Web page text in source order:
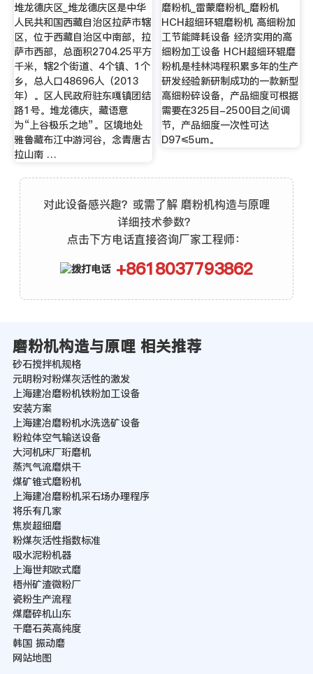
堆龙德庆区_堆龙德庆区是中华
人民共和国西藏自治区拉萨市辖
区，位于西藏自治区中南部，拉
萨市西部，总面积2704.25平方
千米，辖2个街道、4个镇、1个
乡，总人口48696人（2013
年）。区人民政府驻东嘎镇团结
路1号。堆龙德庆，藏语意
为“上谷极乐之地”。区境地处
雅鲁藏布江中游河谷，念青唐古
拉山南 …
磨粉机_雷蒙磨粉机_磨粉机
HCH超细环辊磨粉机 高细粉加
工节能降耗设备 经济实用的高
细粉加工设备 HCH超细环辊磨
粉机是桂林鸿程积累多年的生产
研发经验新研制成功的一款新型
高细粉碎设备，产品细度可根据
需要在325目-2500目之间调
节，产品细度一次性可达
D97≤5um。
对此设备感兴趣？或需了解 磨粉机构造与原哩
详细技术参数？
点击下方电话直接咨询厂家工程师：
+8618037793862
磨粉机构造与原哩 相关推荐
砂石搅拌机规格
元明粉对粉煤灰活性的激发
上海建冶磨粉机铁粉加工设备
安装方案
上海建冶磨粉机水洗选矿设备
粉粒体空气输送设备
大河机床厂珩磨机
蒸汽气流磨烘干
煤矿锥式磨粉机
上海建冶磨粉机采石场办理程序
将乐有几家
焦炭超细磨
粉煤灰活性指数标准
吸水泥粉机器
上海世邦欧式磨
梧州矿渣微粉厂
瓷粉生产流程
煤磨碎机山东
干磨石英高纯度
韩国 振动磨
网站地图